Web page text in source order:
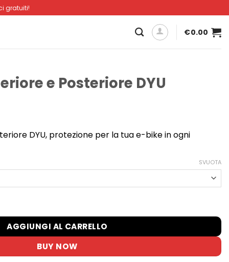
gratuiti!
€0.00
e Posteriore DYU
DYU, protezione per la tua e-bike in ogni
SVUOTA
AGGIUNGI AL CARRELLO
BUY NOW